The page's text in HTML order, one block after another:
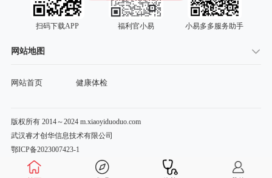
扫码下载APP 福利官小易 小易多多服务助手
网站地图
网站首页 健康体检
版权所有 2014～2024 m.xiaoyiduoduo.com
武汉睿才创华信息技术有限公司
鄂ICP备2023007423-1